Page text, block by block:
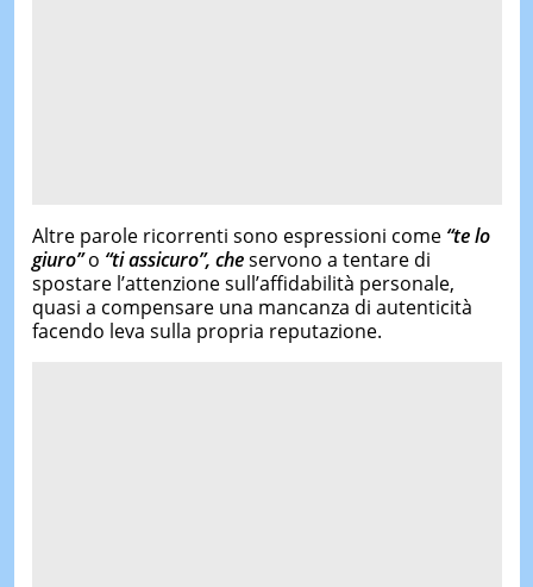
Altre parole ricorrenti sono espressioni come “te lo
giuro”o “ti assicuro”, cheservono a tentare di
spostare l’attenzione sull’affidabilità personale,
quasi a compensare una mancanza di autenticità
facendo leva sulla propria reputazione.